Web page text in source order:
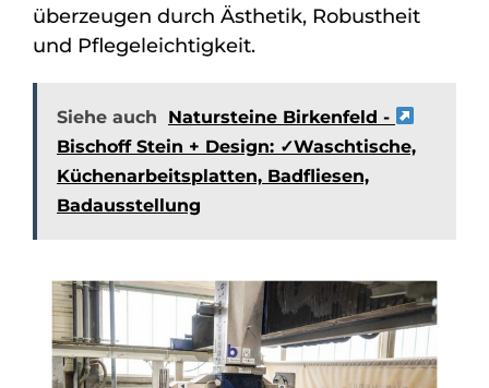
überzeugen durch Ästhetik, Robustheit
und Pflegeleichtigkeit.
Siehe auch
Natursteine Birkenfeld -
Bischoff Stein + Design: ✓Waschtische,
Küchenarbeitsplatten, Badfliesen,
Badausstellung